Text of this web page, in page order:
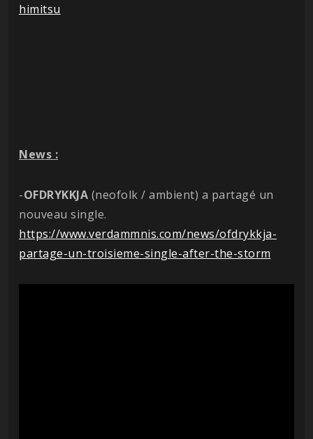
himitsu
News :
-OFDRYKKJA (neofolk / ambient) a partagé un
nouveau single.
https://www.verdammnis.com/news/ofdrykkja-
partage-un-troisieme-single-after-the-storm